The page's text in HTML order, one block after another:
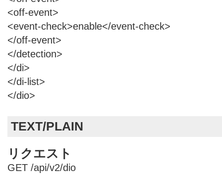
<off-event>
<event-check>enable</event-check>
</off-event>
</detection>
</di>
</di-list>
</dio>
TEXT/PLAIN
リクエスト
GET /api/v2/dio